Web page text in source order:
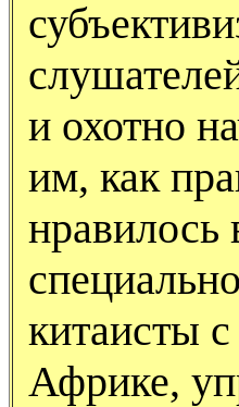
и охотно
им, как
нравилось
китаисты
Африке,